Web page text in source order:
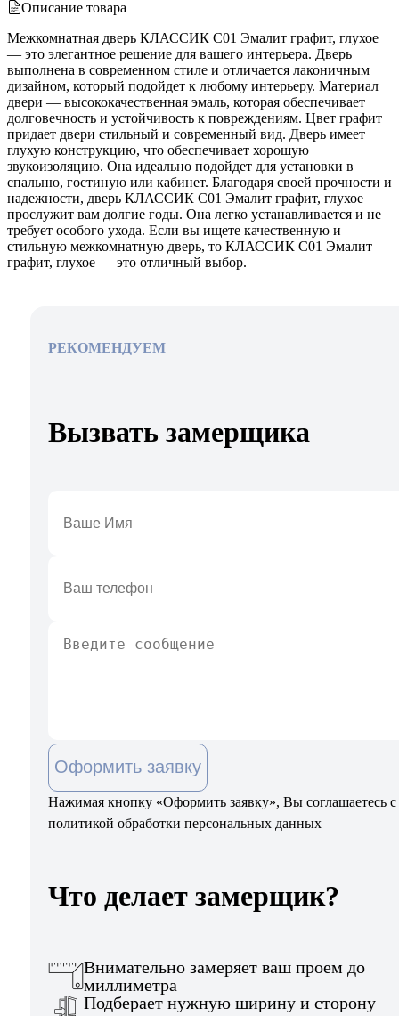
Описание товара
Межкомнатная дверь КЛАССИК C01 Эмалит графит, глухое
— это элегантное решение для вашего интерьера. Дверь
выполнена в современном стиле и отличается лаконичным
дизайном, который подойдет к любому интерьеру. Материал
двери — высококачественная эмаль, которая обеспечивает
долговечность и устойчивость к повреждениям. Цвет графит
придает двери стильный и современный вид. Дверь имеет
глухую конструкцию, что обеспечивает хорошую
звукоизоляцию. Она идеально подойдет для установки в
спальню, гостиную или кабинет. Благодаря своей прочности и
надежности, дверь КЛАССИК C01 Эмалит графит, глухое
прослужит вам долгие годы. Она легко устанавливается и не
требует особого ухода. Если вы ищете качественную и
стильную межкомнатную дверь, то КЛАССИК C01 Эмалит
графит, глухое — это отличный выбор.
РЕКОМЕНДУЕМ
Вызвать замерщика
Оформить заявку
Нажимая кнопку «Оформить заявку», Вы соглашаетесь с
политикой обработки персональных данных
Что делает замерщик?
Внимательно замеряет ваш проем до
миллиметра
Подберает нужную ширину и сторону